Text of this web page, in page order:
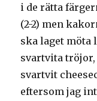
i de rätta
(2-2) men
ska laget möta
svartvita tröjor,
svartvit
eftersom jag